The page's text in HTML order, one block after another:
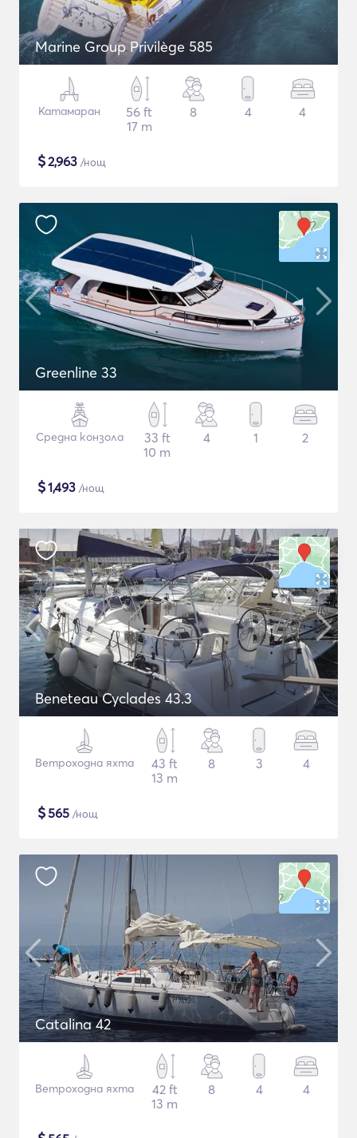
Marine Group Privilège 585
Катамаран
56 ft
17 m
8 4 4
$2,963 /нощ
Greenline 33
Средна конзола
33 ft
10 m
4 1 2
$1,493 /нощ
Beneteau Cyclades 43.3
Ветроходна яхта
43 ft
13 m
8 3 4
$565 /нощ
Catalina 42
Ветроходна яхта
42 ft
13 m
8 4 4